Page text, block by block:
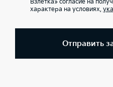
Взлётка» согласие на
характера на условиях,
Отправить